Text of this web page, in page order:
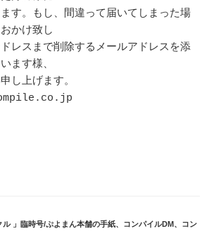
す。もし、間違って届いてしまった場
かけ致し
レスまで削除するメールアドレスを添
ます様、
し上げます。
ル 」臨時号/ぷよまん本舗の手紙、 コンパイルDM 、
コン